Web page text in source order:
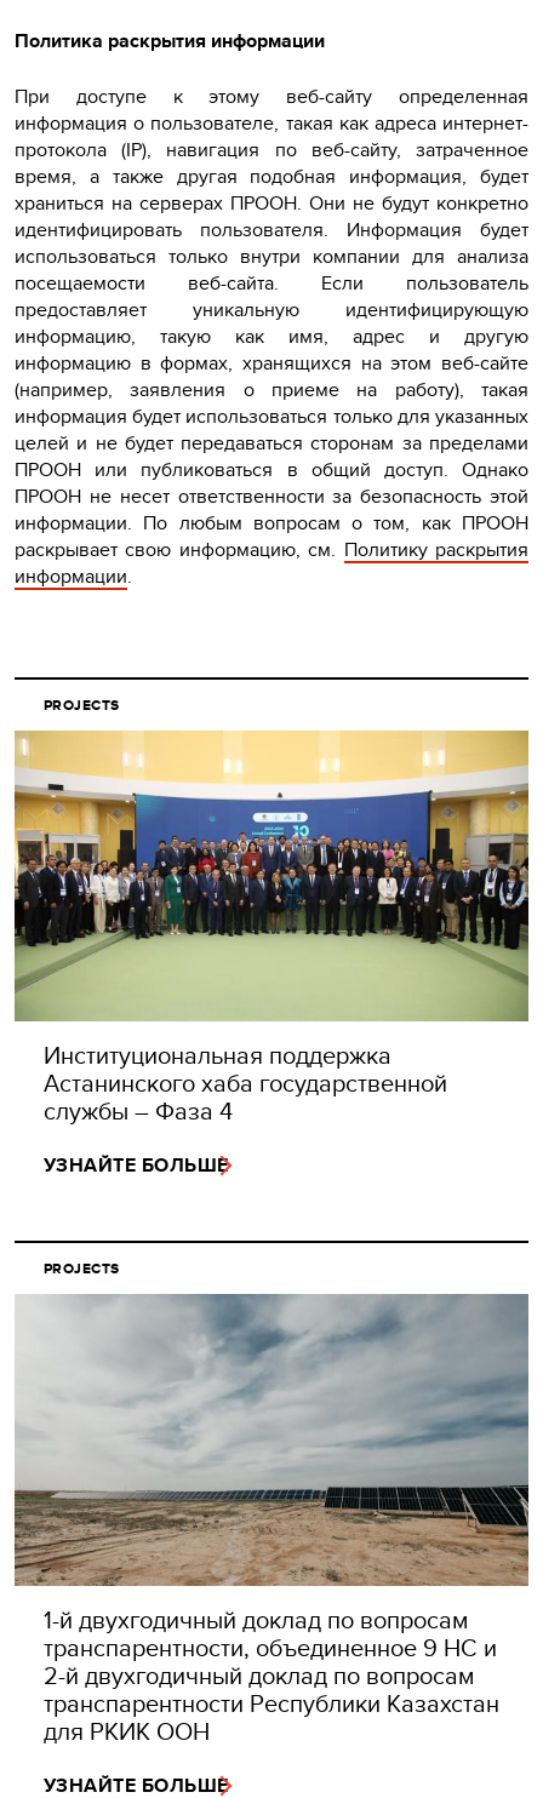
Политика раскрытия информации
При доступе к этому веб-сайту определенная
информация о пользователе, такая как адреса интернет-
протокола (IP), навигация по веб-сайту, затраченное
время, а также другая подобная информация, будет
храниться на серверах ПРООН. Они не будут конкретно
идентифицировать пользователя. Информация будет
использоваться только внутри компании для анализа
посещаемости веб-сайта. Если пользователь
предоставляет уникальную идентифицирующую
информацию, такую как имя, адрес и другую
информацию в формах, хранящихся на этом веб-сайте
(например, заявления о приеме на работу), такая
информация будет использоваться только для указанных
целей и не будет передаваться сторонам за пределами
ПРООН или публиковаться в общий доступ. Однако
ПРООН не несет ответственности за безопасность этой
информации. По любым вопросам о том, как ПРООН
раскрывает свою информацию, см. Политику раскрытия
информации.
PROJECTS
Институциональная поддержка
Астанинского хаба государственной
службы – Фаза 4
УЗНАЙТЕ БОЛЬШЕ
PROJECTS
1-й двухгодичный доклад по вопросам
транспарентности, объединенное 9 НС и
2-й двухгодичный доклад по вопросам
транспарентности Республики Казахстан
для РКИК ООН
УЗНАЙТЕ БОЛЬШЕ